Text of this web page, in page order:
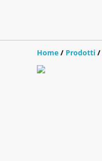
Home / Prodotti /